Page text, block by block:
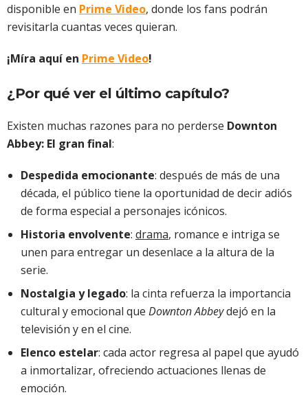
disponible en Prime Video, donde los fans podrán
revisitarla cuantas veces quieran.
¡Míra aquí en Prime Video!
¿Por qué ver el último capítulo?
Existen muchas razones para no perderse Downton
Abbey: El gran final:
Despedida emocionante: después de más de una
década, el público tiene la oportunidad de decir adiós
de forma especial a personajes icónicos.
Historia envolvente: drama, romance e intriga se
unen para entregar un desenlace a la altura de la
serie.
Nostalgia y legado: la cinta refuerza la importancia
cultural y emocional que Downton Abbeydejó en la
televisión y en el cine.
Elenco estelar: cada actor regresa al papel que ayudó
a inmortalizar, ofreciendo actuaciones llenas de
emoción.